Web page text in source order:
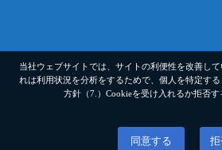
当社ウェブサイトでは、サイトの利便性を改善し
れは利用状況を分析をするためで、個人を特定する
方針（7.） Cookieを受け入れるか拒否
同意する 拒